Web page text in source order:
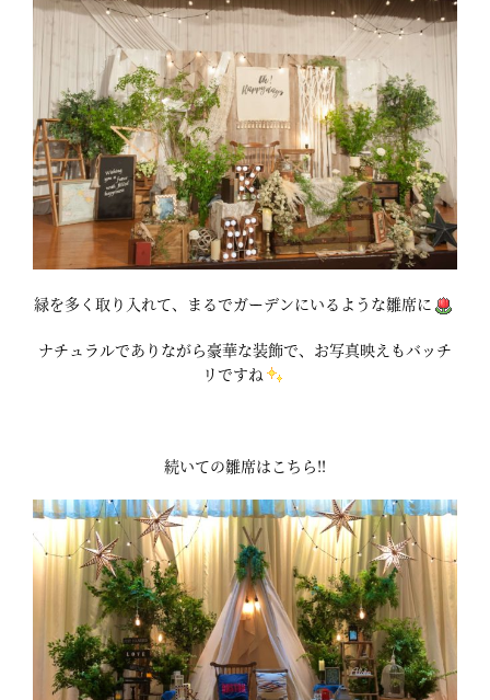
緑を多く取り入れて、まるでガーデンにいるような雛席に
ナチュラルでありながら豪華な装飾で、お写真映えもバッチ
リですね
続いての雛席はこちら‼